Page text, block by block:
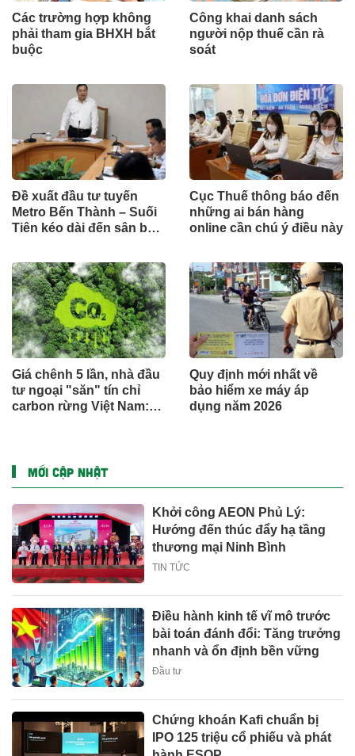
Các trường hợp không
phải tham gia BHXH bắt
buộc
Công khai danh sách
người nộp thuế cần rà
soát
Đề xuất đầu tư tuyến
Metro Bến Thành – Suối
Tiên kéo dài đến sân bay
thức công trình cấp bách
Cục Thuế thông báo đến
những ai bán hàng
online cần chú ý điều này
Giá chênh 5 lần, nhà đầu
tư ngoại "săn" tín chỉ
carbon rừng Việt Nam:
Quy định mới nhất về
bảo hiểm xe máy áp
dụng năm 2026
MỚI CẬP NHẬT
Khởi công AEON Phủ Lý:
Hướng đến thúc đẩy hạ tầng
thương mại Ninh Bình
TIN TỨC
Điều hành kinh tế vĩ mô trước
bài toán đánh đổi: Tăng trưởng
nhanh và ổn định bền vững
Đầu tư
Chứng khoán Kafi chuẩn bị
IPO 125 triệu cổ phiếu và phát